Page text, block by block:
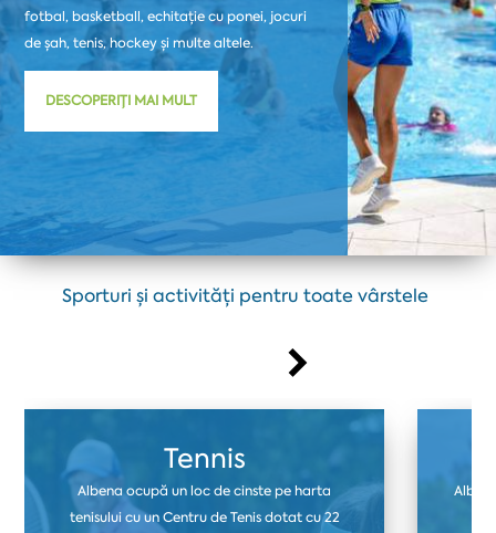
fotbal, basketball, echitație cu ponei, jocuri
de șah, tenis, hockey și multe altele.
DESCOPERIȚI MAI MULT
Sporturi și activități pentru toate vârstele
Tennis
Albena ocupă un loc de cinste pe harta
tenisului cu un Centru de Tenis dotat cu 22